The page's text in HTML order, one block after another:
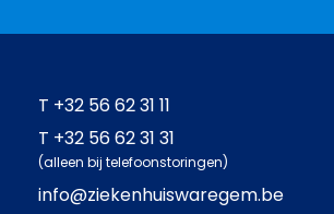
T +32 56 62 31 11
T +32 56 62 31 31
(alleen bij telefoonstoringen)
info@ziekenhuiswaregem.be